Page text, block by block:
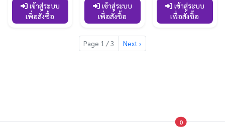
0
เข้าสู่ระบบ
เพื่อสั่งซื้อ
เข้าสู่ระบบ
เพื่อสั่งซื้อ
เข้าสู่ระบบ
เพื่อสั่งซื้อ
Page 1 / 3 Next ›